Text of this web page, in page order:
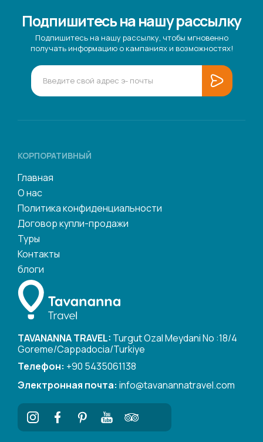
Подпишитесь на нашу рассылку
Подпишитесь на нашу рассылку, чтобы мгновенно
получать информацию о кампаниях и возможностях!
КОРПОРАТИВНЫЙ
Главная
О нас
Политика конфиденциальности
Договор купли-продажи
Туры
Контакты
блоги
TAVANANNA TRAVEL: Turgut Ozal Meydani No :18/4
Goreme/Cappadocia/Turkiye
Телефон: +90 5435061138
Электронная почта: info@tavanannatravel.com